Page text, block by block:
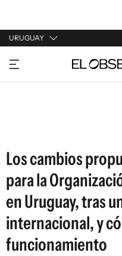
URUGUAY
URUGUAY
ARGENTINA
Los cambios
para la
en Uruguay, tras
internacional, y
funcionamiento